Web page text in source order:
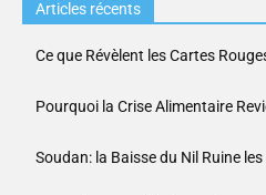
Articles récents
Ce que Révèlent les Cartes
Pourquoi la Crise Alimentaire
Soudan: la Baisse du Nil Ruine